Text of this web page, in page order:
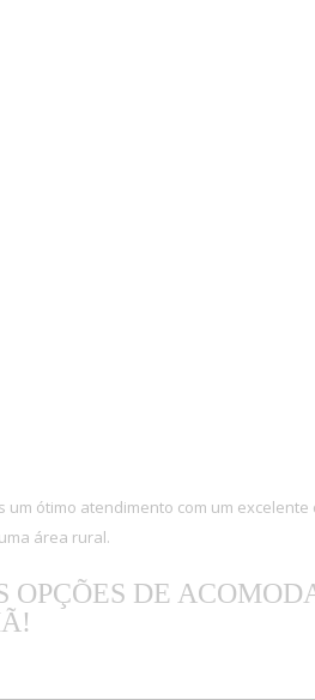
um ótimo atendimento com um
área rural.
OPÇÕES DE